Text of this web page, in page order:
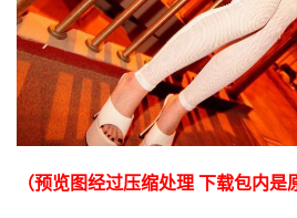
（预览图经过压缩处理 下载包内是